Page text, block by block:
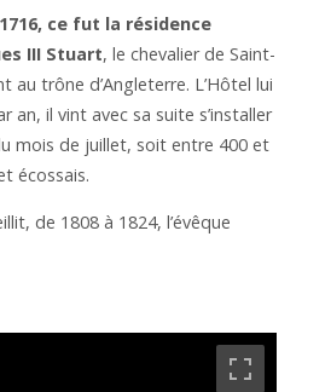
ce fut la résidence
III Stuart, le chevalier de Saint-
au trône d’Angleterre. L’Hôtel lui
an, il vint avec sa suite s’installer
mois de juillet, soit entre 400 et
écossais.
de 1808 à 1824, l’évêque